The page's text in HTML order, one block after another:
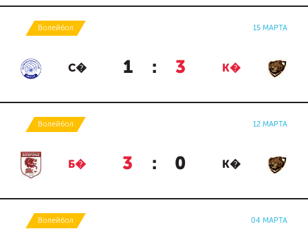
Волейбол 15 МАРТА
С� 1 : 3 К�
Волейбол 12 МАРТА
Б� 3 : 0 К�
Волейбол 04 МАРТА